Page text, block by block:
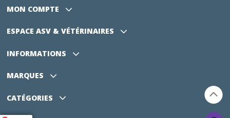
MON COMPTE
ESPACE ASV & VÉTÉRINAIRES
INFORMATIONS
MARQUES
CATÉGORIES